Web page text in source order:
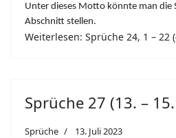
Unter dieses Motto könnte man die
Abschnitt stellen.
Weiterlesen: Sprüche 24, 1 – 22
Sprüche 27 (13. –
Sprüche 13. Juli 2023